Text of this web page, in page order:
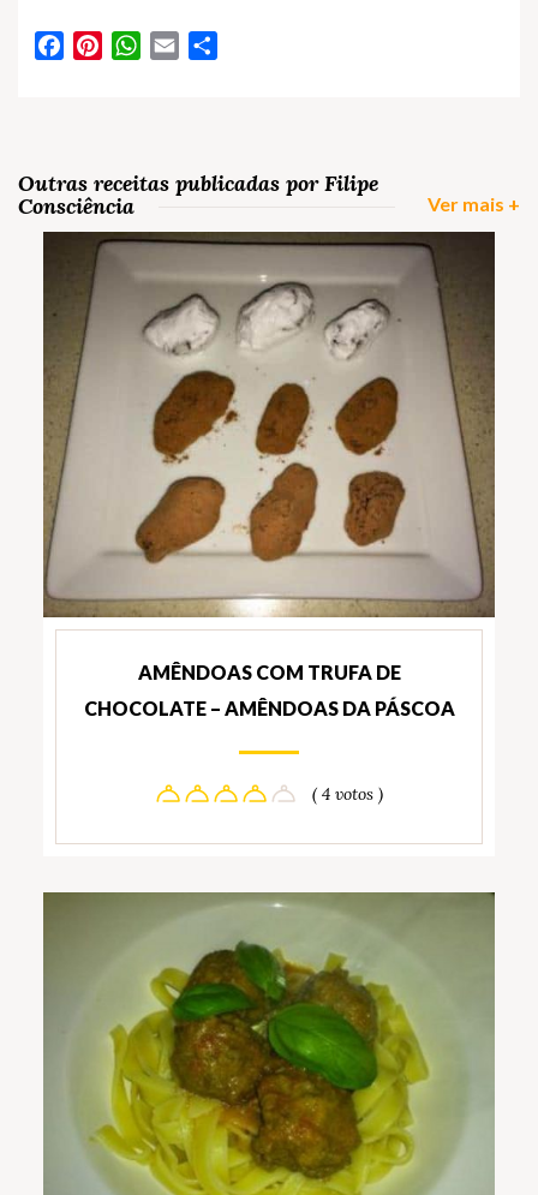
FacebookPinterestWhatsApp
Email
Outras receitas publicadas por Filipe
Consciência
Ver mais +
AMÊNDOAS COM TRUFA DE
CHOCOLATE – AMÊNDOAS DA PÁSCOA
( 4 votos )